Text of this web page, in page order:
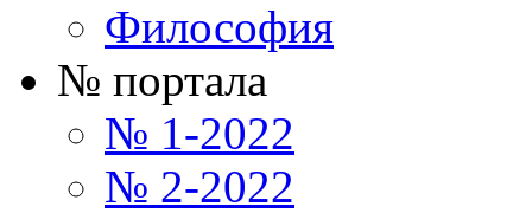
Философия
№ портала
№ 1-2022
№ 2-2022